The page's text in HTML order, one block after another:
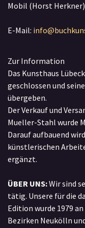
Mobil (Horst
E-Mail:
Zur Information
Das Kunsthaus
geschlossen und
übergeben.
Der Verkauf und
Mueller-Stahl wurde
Darauf aufbauend
künstlerischen
ergänzt.
ÜBER UNS:Wir sind
tätig. Unsere für die
Edition wurde 1979
Bezirken Neukölln